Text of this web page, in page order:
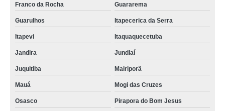
Franco da Rocha Guararema
Guarulhos Itapecerica da Serra
Itapevi Itaquaquecetuba
Jandira Jundiaí
Juquitiba Mairiporã
Mauá Mogi das Cruzes
Osasco Pirapora do Bom Jesus